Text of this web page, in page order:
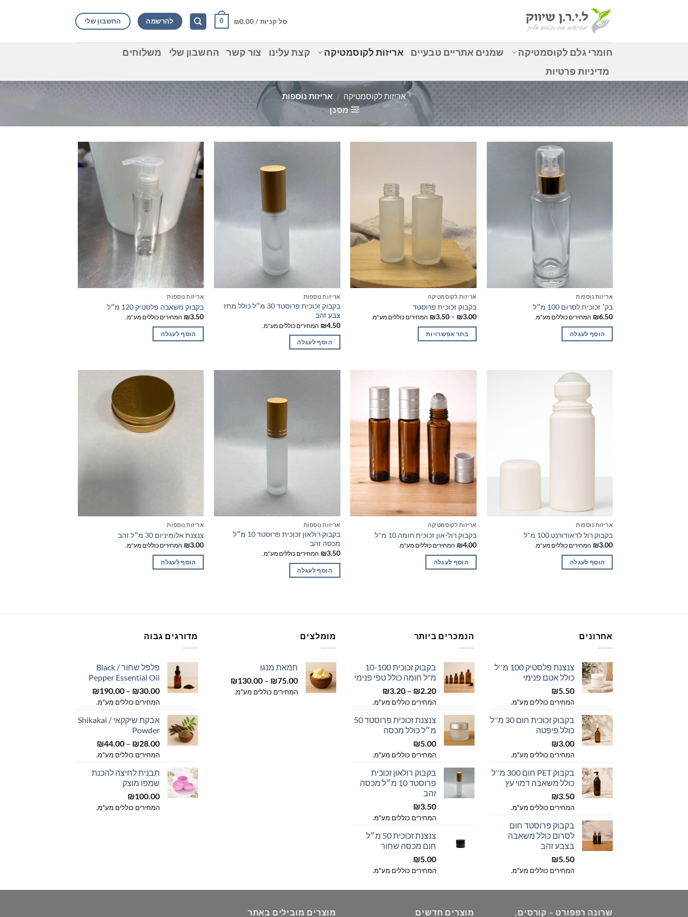
סל קניות / ₪0.00
0 להרשמה החשבון שלי
חומרי גלם לקוסמטיקה שמנים אתריים טבעיים אריזות לקוסמטיקה קצת עלינו צור קשר החשבון שלי
משלוחים
מדיניות פרטיות
אריזות לקוסמטיקה / אריזות נוספות
מסנן
אריזות נוספות
בק׳ זכוכית לסרום 100 מ״ל
₪6.50 המחירים כוללים מע"מ.
הוסף לעגלה
אריזות לקוסמטיקה
בקבוק זכוכית פרוסטד
₪3.00
–
₪3.50
טווח
עד
המחירים כוללים מע"מ.
בחר אפשרויות
יש
את
האפשרויות
בעמוד
המוצר
אריזות נוספות
בקבוק זכוכית פרוסטד 30 מ״ל כולל מתז
צבע זהב
₪4.50 המחירים כוללים מע"מ.
הוסף לעגלה
אריזות נוספות
בקבוק משאבה פלסטיק 120 מ״ל
₪3.50 המחירים כוללים מע"מ.
הוסף לעגלה
אריזות נוספות
בקבוק רול לדאודורנט 100 מ"ל
₪3.00 המחירים כוללים מע"מ.
הוסף לעגלה
אריזות לקוסמטיקה
בקבוק רול-און זכוכית חומה 10 מ"ל
₪4.00 המחירים כוללים מע"מ.
הוסף לעגלה
אריזות נוספות
בקבוק רולאון זכוכית פרוסטד 10 מ״ל
מכסה זהב
₪3.50 המחירים כוללים מע"מ.
הוסף לעגלה
אריזות נוספות
צנצנת אלומיניום 30 מ״ל זהב
₪3.00 המחירים כוללים מע"מ.
הוסף לעגלה
אחרונים
צנצנת פלסטיק 100 מ''ל
כולל אטם פנימי
₪5.50
המחירים כוללים מע"מ.
בקבוק זכוכית חום 30 מ''ל
כולל פיפטה
₪3.00
המחירים כוללים מע"מ.
בקבוק PET חום 300 מ''ל
כולל משאבה דמוי עץ
₪3.50
המחירים כוללים מע"מ.
בקבוק פרוסטד חום
לסרום כולל משאבה
בצבע זהב
₪5.50
המחירים כוללים מע"מ.
הנמכרים ביותר
בקבוק זכוכית 10-100
מ"ל חומה כולל טפי פנימי
₪2.20
–
₪3.20
מחירים:
עד
המחירים כוללים מע"מ.
צנצנת זכוכית פרוסטד 50
מ״ל כולל מכסה
₪5.00
המחירים כוללים מע"מ.
בקבוק רולאון זכוכית
פרוסטד 10 מ״ל מכסה
זהב
₪3.50
המחירים כוללים מע"מ.
צנצנת זכוכית 50 מ״ל
חום מכסה שחור
₪5.00
המחירים כוללים מע"מ.
מומלצים
חמאת מנגו
₪75.00
–
₪130.00
המחירים כוללים מע"מ.
מדורגים גבוה
פלפל שחור / Black
Pepper Essential Oil
₪30.00
–
₪190.00
עד
המחירים כוללים מע"מ.
אבקת שיקקאי / Shikakai
Powder
₪28.00
–
₪44.00
עד
המחירים כוללים מע"מ.
תבנית לחיצה להכנת
שמפו מוצק
₪100.00
המחירים כוללים מע"מ.
שרונה רפפורט – קורסים,
מוצרים חדשים מוצרים מובילים באתר